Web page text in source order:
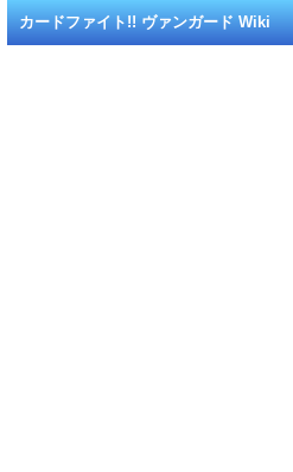
カードファイト!! ヴァンガード Wiki